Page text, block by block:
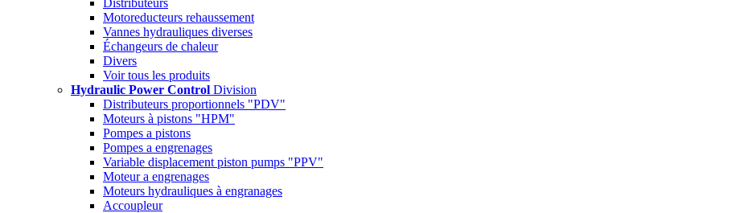
Distributeurs
Motoreducteurs rehaussement
Vannes hydrauliques diverses
Échangeurs de chaleur
Divers
Voir tous les produits
Hydraulic Power Control Division
Distributeurs proportionnels "PDV"
Moteurs à pistons "HPM"
Pompes a pistons
Pompes a engrenages
Variable displacement piston pumps "PPV"
Moteur a engrenages
Moteurs hydrauliques à engranages
Accoupleur